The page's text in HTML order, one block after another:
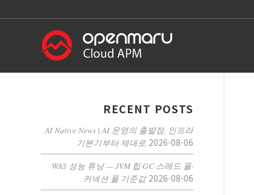
RECENT POSTS
AI Native News | AI 운영의 출발점, 인프라
기본기부터 제대로 2026-08-06
WAS 성능 튜닝 — JVM 힙·GC·스레드 풀·
커넥션 풀 기준값 2026-08-06